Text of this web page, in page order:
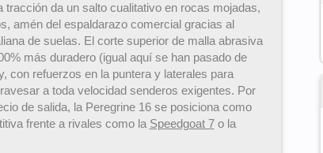
tracción da un salto cualitativo en rocas mojadas,
amén del espaldarazo comercial gracias al
de suelas. El corte superior de malla abrasiva
más duradero (igual aquí se han pasado de
con refuerzos en la puntera y laterales para
a toda velocidad senderos exigentes. Por
de salida, la Peregrine 16 se posiciona como
frente a rivales como la Speedgoat 7o la